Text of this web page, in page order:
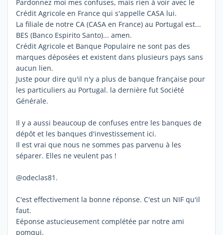
Pardonnez moi mes confuses, mais rien à voir avec le
Crédit Agricole en France qui s'appelle CASA lui.
La filiale de notre CA (CASA en France) au Portugal est...
BES (Banco Espirito Santo)... amen.
Crédit Agricole et Banque Populaire ne sont pas des
marques déposées et existent dans plusieurs pays sans
aucun lien.
Juste pour dire qu'il n'y a plus de banque française pour
les particuliers au Portugal. la dernière fut Société
Générale.
Il y a aussi beaucoup de confuses entre les banques de
dépôt et les banques d'investissement ici.
Il est vrai que nous ne sommes pas parvenu à les
séparer. Elles ne veulent pas !
@odeclas81.
C'est effectivement la bonne réponse. C'est un NIF qu'il
faut.
Eéponse astucieusement complétée par notre ami
pomqui.